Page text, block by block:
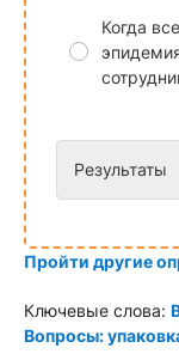
Когда
Результаты
Пройти другие
Ключевые слова:
Вопросы: